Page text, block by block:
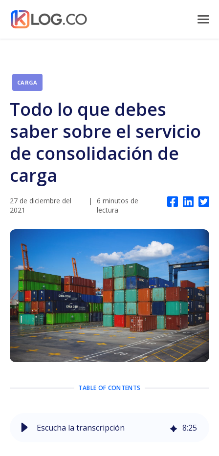
CARGA
Todo lo que debes
saber sobre el servicio
de consolidación de
carga
27 de diciembre del
2021
|
6 minutos de
lectura
TABLE OF CONTENTS
Escucha la transcripción 8:25